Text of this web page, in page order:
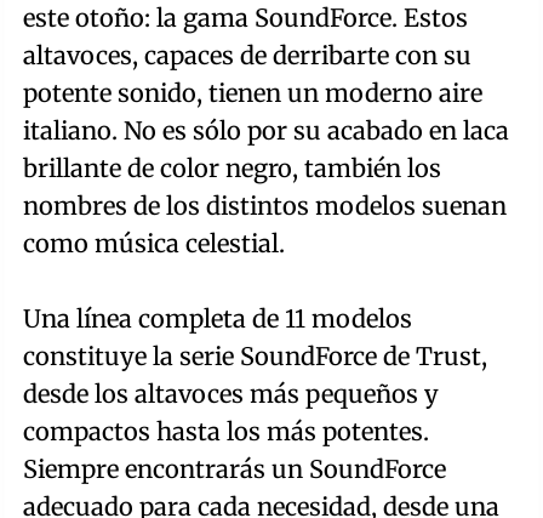
este otoño: la gama SoundForce. Estos
altavoces, capaces de derribarte con su
potente sonido, tienen un moderno aire
italiano. No es sólo por su acabado en laca
brillante de color negro, también los
nombres de los distintos modelos suenan
como música celestial.
Una línea completa de 11 modelos
constituye la serie SoundForce de Trust,
desde los altavoces más pequeños y
compactos hasta los más potentes.
Siempre encontrarás un SoundForce
adecuado para cada necesidad, desde una